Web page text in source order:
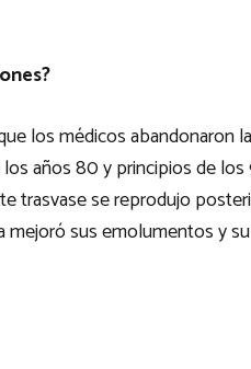
los médicos abandonaron
años 80 y principios de
trasvase se reprodujo
sus emolumentos y